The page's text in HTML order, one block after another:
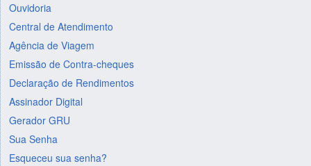
Ouvidoria
Central de Atendimento
Agência de Viagem
Emissão de Contra-cheques
Declaração de Rendimentos
Assinador Digital
Gerador GRU
Sua Senha
Esqueceu sua senha?